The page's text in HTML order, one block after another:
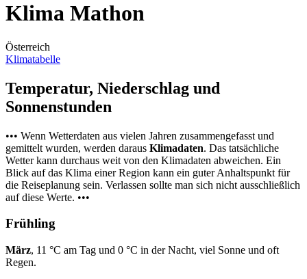
Klima Mathon
Österreich
Klimatabelle
Temperatur, Niederschlag und
Sonnenstunden
••• Wenn Wetterdaten aus vielen Jahren zusammengefasst und
gemittelt wurden, werden daraus Klimadaten. Das tatsächliche
Wetter kann durchaus weit von den Klimadaten abweichen. Ein
Blick auf das Klima einer Region kann ein guter Anhaltspunkt für
die Reiseplanung sein. Verlassen sollte man sich nicht ausschließlich
auf diese Werte. •••
Frühling
März, 11 °C am Tag und 0 °C in der Nacht, viel Sonne und oft
Regen.